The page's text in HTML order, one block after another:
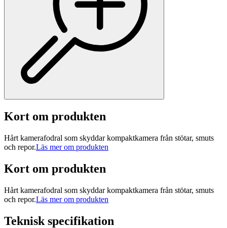
Kort om produkten
Hårt kamerafodral som skyddar kompaktkamera från stötar, smuts
och repor.Läs mer om produkten
Kort om produkten
Hårt kamerafodral som skyddar kompaktkamera från stötar, smuts
och repor.Läs mer om produkten
Teknisk specifikation